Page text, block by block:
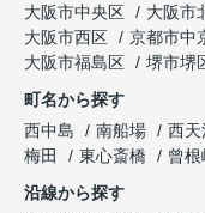
大阪市中央区
大阪市
大阪市西区
京都市中
大阪市福島区
堺市堺
町名から探す
西中島
南船場 西天
梅田
東心斎橋
曾
沿線から探す